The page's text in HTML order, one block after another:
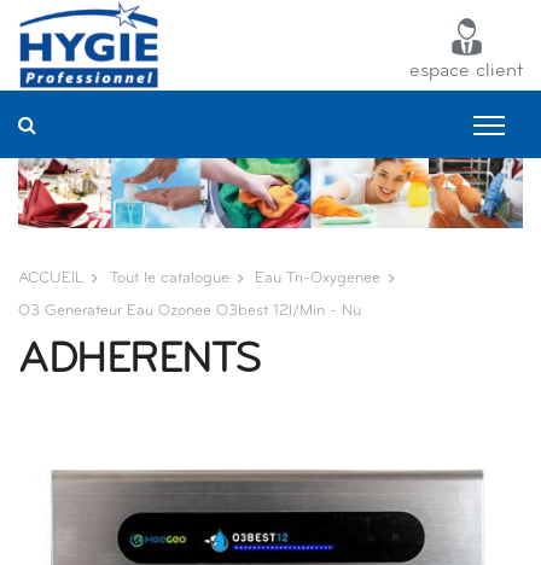
espace client
ACCUEIL Tout le catalogue Eau Tri-Oxygenee
O3 Generateur Eau Ozonee O3best 12l/min - Nu
ADHERENTS
Panneau de gestion des cookies